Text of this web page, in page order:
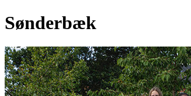
Sønderbæk